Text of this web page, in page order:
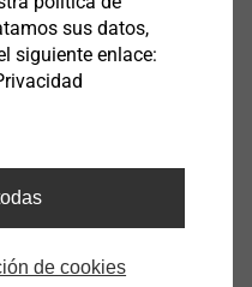
de producto,
­departamento de
nuestros
producto también
sus datos,
siguiente enlace:
de cookies